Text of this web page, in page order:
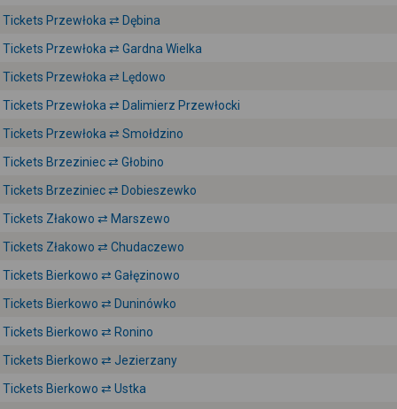
Tickets Przewłoka ⇄ Dębina
Tickets Przewłoka ⇄ Gardna Wielka
Tickets Przewłoka ⇄ Lędowo
Tickets Przewłoka ⇄ Dalimierz Przewłocki
Tickets Przewłoka ⇄ Smołdzino
Tickets Brzeziniec ⇄ Głobino
Tickets Brzeziniec ⇄ Dobieszewko
Tickets Złakowo ⇄ Marszewo
Tickets Złakowo ⇄ Chudaczewo
Tickets Bierkowo ⇄ Gałęzinowo
Tickets Bierkowo ⇄ Duninówko
Tickets Bierkowo ⇄ Ronino
Tickets Bierkowo ⇄ Jezierzany
Tickets Bierkowo ⇄ Ustka